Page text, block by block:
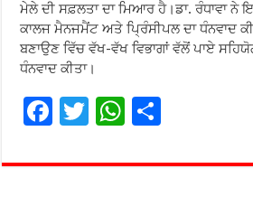
ਮੇਲੇ ਦੀ ਸਫ਼ਲਤਾ ਦਾ ਮਿਆਰ ਹੈ।ਡਾ. ਰੰਧਾਵਾ ਨੇ
ਕਾਲਜ ਮੈਨਜਮੈਂਟ ਅਤੇ ਪ੍ਰਿੰਸੀਪਲ ਦਾ ਧੰਨਵਾਦ
ਬਣਾਉਣ ਵਿੱਚ ਵੱਖ-ਵੱਖ ਵਿਭਾਗਾਂ ਵੱਲੋਂ ਪਾਏ
ਧੰਨਵਾਦ ਕੀਤਾ।
F
e
T
tt
W
at ar